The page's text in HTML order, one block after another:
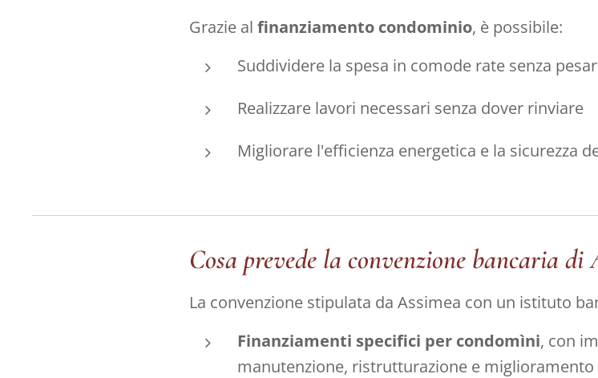
Grazie al finanziamento condominio, è possibile:
Suddividere la spesa in comode rate senza
Realizzare lavori necessari senza dover rinviare
Migliorare l'efficienza energetica e la sicurezza
Cosa prevede la convenzione bancaria di
La convenzione stipulata da Assimea con un istituto
Finanziamenti specifici per condomìni, con
manutenzione, ristrutturazione e miglioramento